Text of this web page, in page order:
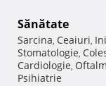
Sănătate
Sarcina, Ceaiuri,
Stomatologie,
Cardiologie,
Psihiatrie